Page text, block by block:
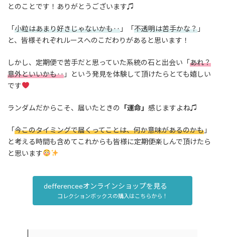
とのことです！ありがとうございます♫
「小粒はあまり好きじゃないかも‥ 」「不透明は苦手かな？ 」
と、皆様それぞれルースへのこだわりがあると思います！
しかし、定期便で苦手だと思っていた系統の石と出会い「あれ？
意外といいかも‥ 」という発見を体験して頂けたらとても嬉しい
です
ランダムだからこそ、届いたときの 「運命」 感じますよね♫
「今このタイミングで届くってことは、何か意味があるのかも 」
と考える時間も含めてこれからも皆様に定期便楽しんで頂けたら
と思います
defferenceeオンラインショップを見る
コレクションボックスの購入はこちらから！